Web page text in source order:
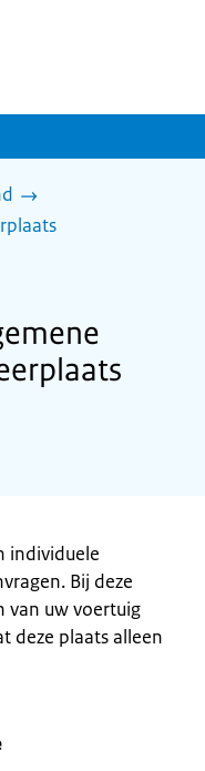
individuele
Bij deze
van uw voertuig
deze plaats alleen